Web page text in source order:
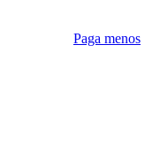
Paga menos